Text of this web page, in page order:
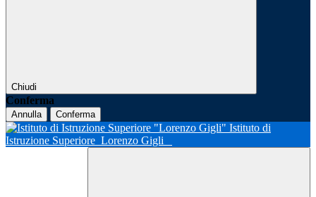
Chiudi
Conferma
Annulla Conferma
Istituto di
Istruzione Superiore Lorenzo Gigli